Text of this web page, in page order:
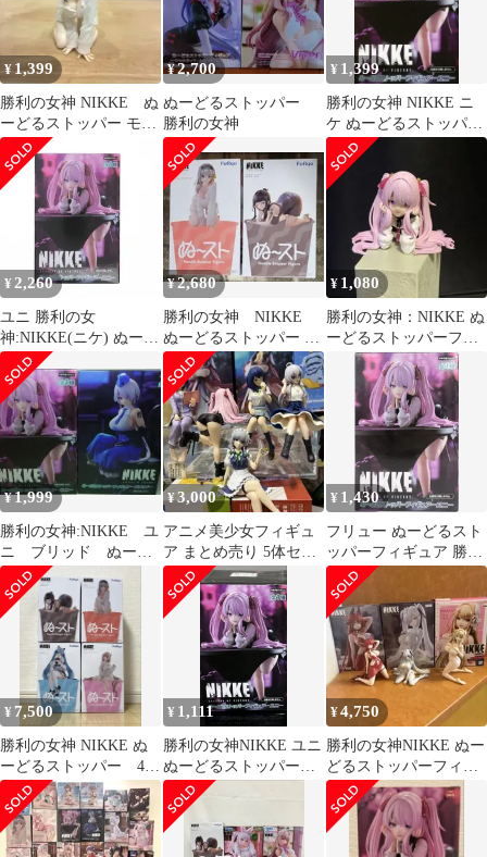
¥ 1,399
勝利の女神 NIKKE ぬ
ーどるストッパー モダ
ニア
¥2,700
ぬーどるストッパー
勝利の女神
¥ 1,399
勝利の女神 NIKKE ニ
ケ ぬーどるストッパー
ユニ フィギュア
¥ 2,260
ユニ 勝利の女
神:NIKKE(ニケ) ぬーど
るストッパーフィギュ
ア-ユニ- プライズ
(AMU-PRZ20110) フリ
ュー
¥2,680
勝利の女神 NIKKE
ぬーどるストッパー 2
点セット
¥ 1,080
勝利の女神：NIKKE ぬ
ーどるストッパーフィ
ギュア ユニ
¥1,999
勝利の女神:NIKKE ユ
ニ ブリッド ぬーど
るストッパーフィギュ
ア まとめ売り
¥3,000
アニメ美少女フィギュ
ア まとめ売り 5体セッ
ト
¥ 1,430
フリュー ぬーどるスト
ッパーフィギュア 勝利
の女神:NIKKE ユニ
¥ 7,500
勝利の女神 NIKKE ぬ
ーどるストッパー 4点
セット
¥ 1,111
勝利の女神NIKKE ユニ
ぬーどるストッパーフ
ィギュア
¥4,750
勝利の女神NIKKE ぬー
どるストッパーフィギ
ュア